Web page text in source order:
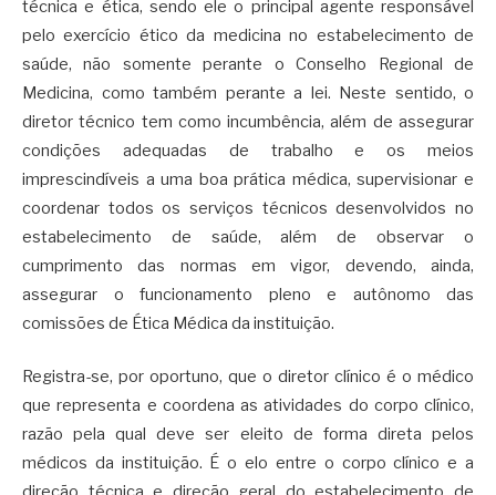
técnica e ética, sendo ele o principal agente responsável
pelo exercício ético da medicina no estabelecimento de
saúde, não somente perante o Conselho Regional de
Medicina, como também perante a lei. Neste sentido, o
diretor técnico tem como incumbência, além de assegurar
condições adequadas de trabalho e os meios
imprescindíveis a uma boa prática médica, supervisionar e
coordenar todos os serviços técnicos desenvolvidos no
estabelecimento de saúde, além de observar o
cumprimento das normas em vigor, devendo, ainda,
assegurar o funcionamento pleno e autônomo das
comissões de Ética Médica da instituição.
Registra-se, por oportuno, que o diretor clínico é o médico
que representa e coordena as atividades do corpo clínico,
razão pela qual deve ser eleito de forma direta pelos
médicos da instituição. É o elo entre o corpo clínico e a